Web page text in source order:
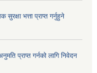
भत्ता प्राप्त गर्नुहुने
प्राप्त गर्नको लागि निवेदन